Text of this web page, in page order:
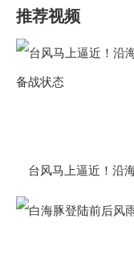
推荐视频